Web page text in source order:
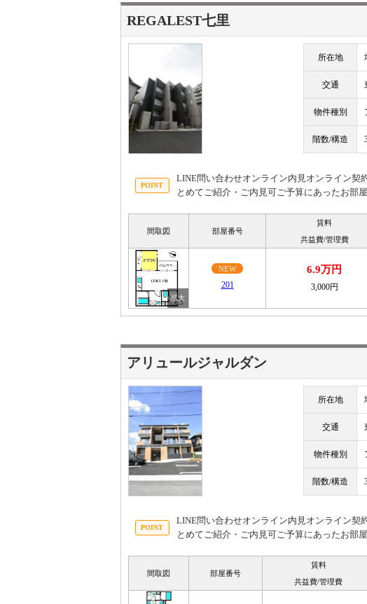
REGALEST七里
所在地
交通
物件種別
階数/構造
LINE問い合わせオンライン内見オンライン契
とめてご紹介・ご内見可ご予算にあったお部
間取図 部屋番号
賃料
共益費/管理費
NEW
201
6.9万円
3,000円
アリュールジャルダン
所在地
交通
物件種別
階数/構造
LINE問い合わせオンライン内見オンライン契
とめてご紹介・ご内見可ご予算にあったお部
間取図 部屋番号
賃料
共益費/管理費